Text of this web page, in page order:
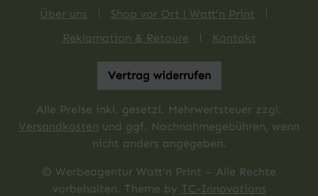
Über uns
Shop vor Ort | Watt'n Print
Reklamation & Retoure
Kontakt
Vertrag widerrufen
Alle Preise inkl. gesetzl. Mehrwertsteuer zzgl.
Versandkosten und ggf. Nachnahmegebühren, wenn
nicht anders angegeben.
© Werbeagentur Watt'n Print – Alle Rechte
vorbehalten. Theme by TC-Innovations